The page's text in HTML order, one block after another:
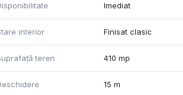
Imediat
interior Finisat clasic
teren 410 mp
15 m